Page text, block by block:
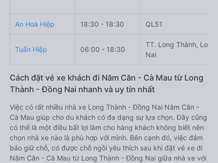
An Hoà Hiệp 18:30 - 18:30 QL51
Tuấn Hiệp 06:00 - 18:30
TT. Long Thành,
Nai
Cách đặt vé xe khách đi Năm Căn - Cà Mau từ Long
Thành - Đồng Nai nhanh và uy tín nhất
Việc có rất nhiều nhà xe Long Thành - Đồng Nai Năm Căn -
Cà Mau giúp cho du khách có đa dạng sự lựa chọn. Đây cũng
có thể là một điều bất lợi làm cho hàng khách không biết nên
chọn nhà xe nào là phù hợp với mình. Bên cạnh đó, việc đảm
bảo giữ chỗ, có được chỗ ngồi yêu thích sau khi đặt vé xe đi
Năm Căn - Cà Mau từ Long Thành - Đồng Nai giữa nhà xe với